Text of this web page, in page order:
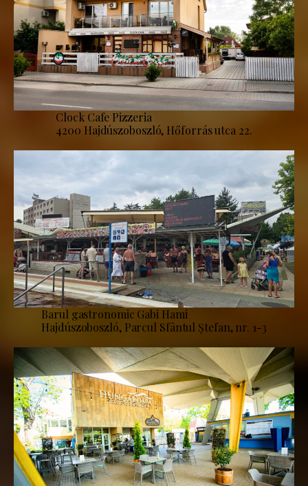
Clock Cafe Pizzeria
4200 Hajdúszoboszló, Hőforrás utca 22.
Barul gastronomic Gabi Hami
Hajdúszoboszló, Parcul Sfântul Ștefan, nr. 1-3